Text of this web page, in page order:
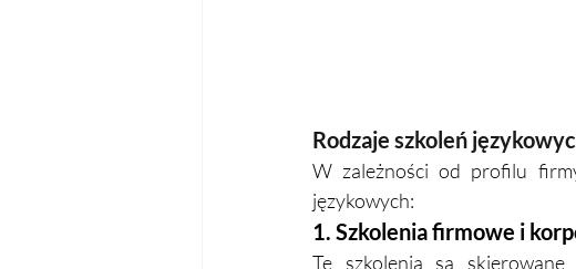
Rodzaje szkoleń
W zależności od profilu
językowych:
1. Szkolenia firmowe i
Te szkolenia są